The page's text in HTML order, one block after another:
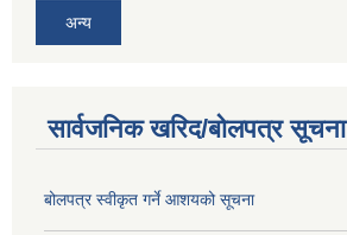
अन्य
सार्वजनिक खरिद/बोलपत्र सूचना
बोलपत्र स्वीकृत गर्ने आशयको सूचना